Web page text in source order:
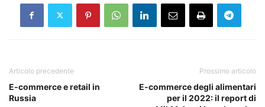
Articolo precedente
E-commerce e retail in
Russia
Prossimo articolo
E-commerce degli alimentari
per il 2022: il report di